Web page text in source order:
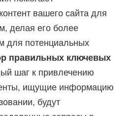
вашего сайта для
делая его более
для потенциальных
правильных ключевых
шаг к привлечению
ищущие информацию
будут